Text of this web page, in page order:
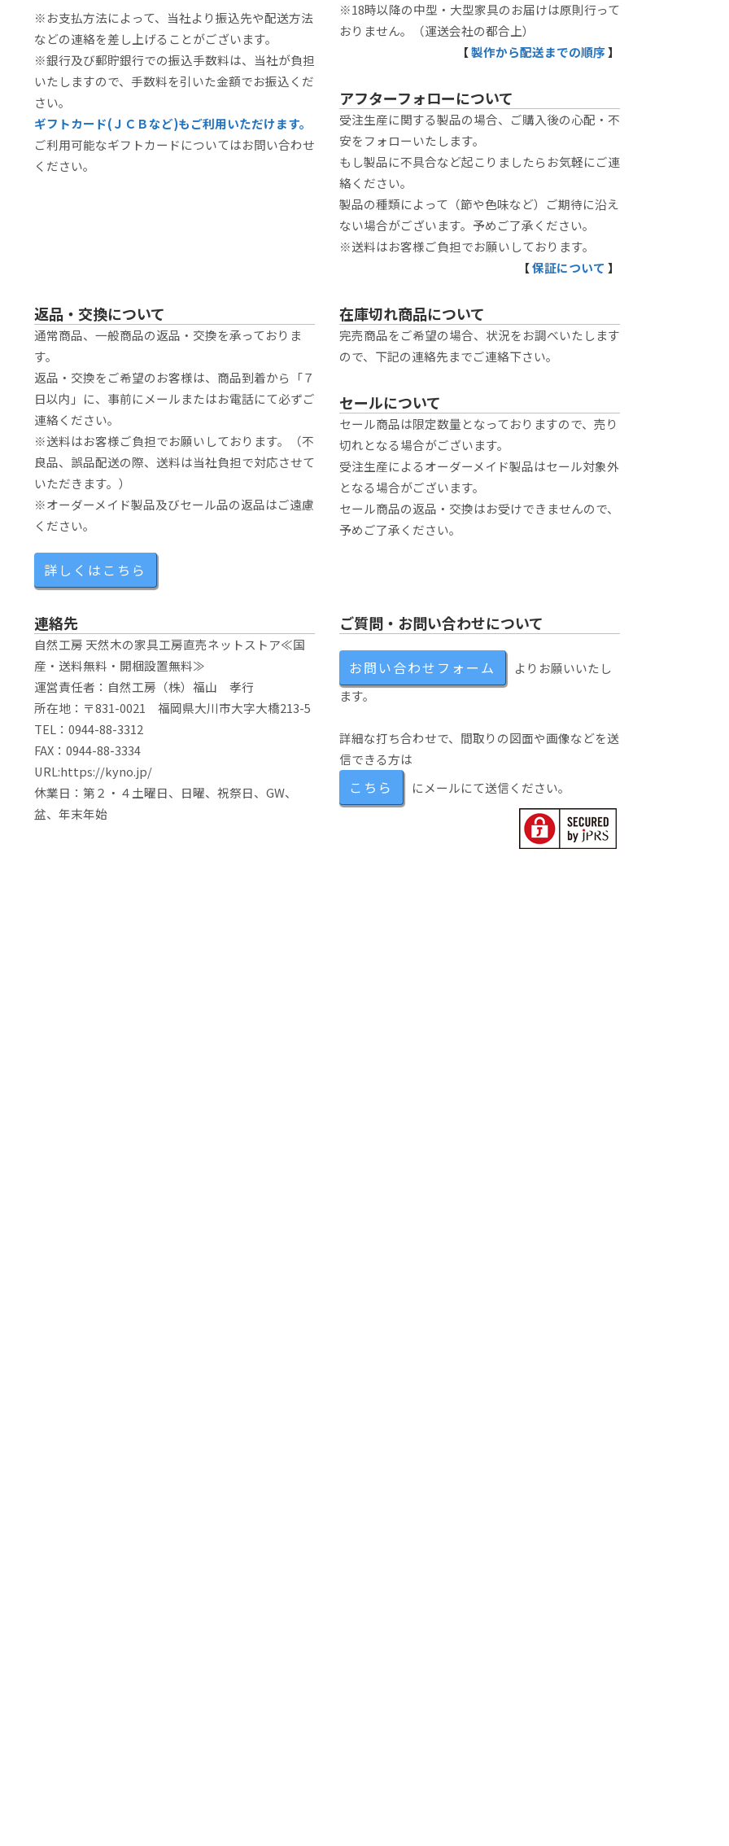
※お支払方法によって、当社より振込先や配送方法
などの連絡を差し上げることがございます。
※銀行及び郵貯銀行での振込手数料は、当社が負担
いたしますので、手数料を引いた金額でお振込くだ
さい。
ギフトカード(ＪＣＢなど)もご利用いただけます。
ご利用可能なギフトカードについてはお問い合わせ
ください。
※18時以降の中型・大型家具のお届けは原則行って
おりません。（運送会社の都合上）
【製作から配送までの順序】
アフターフォローについて
受注生産に関する製品の場合、ご購入後の心配・不
安をフォローいたします。
もし製品に不具合など起こりましたらお気軽にご連
絡ください。
製品の種類によって（節や色味など）ご期待に沿え
ない場合がございます。予めご了承ください。
※送料はお客様ご負担でお願いしております。
【保証について 】
返品・交換について
通常商品、一般商品の返品・交換を承っておりま
す。
返品・交換をご希望のお客様は、商品到着から「７
日以内」に、事前にメールまたはお電話にて必ずご
連絡ください。
※送料はお客様ご負担でお願いしております。（不
良品、誤品配送の際、送料は当社負担で対応させて
いただきます。）
※オーダーメイド製品及びセール品の返品はご遠慮
ください。
詳しくはこちら
在庫切れ商品について
完売商品をご希望の場合、状況をお調べいたします
ので、下記の連絡先までご連絡下さい。
セールについて
セール商品は限定数量となっておりますので、売り
切れとなる場合がございます。
受注生産によるオーダーメイド製品はセール対象外
となる場合がございます。
セール商品の返品・交換はお受けできませんので、
予めご了承ください。
連絡先
自然工房 天然木の家具工房直売ネットストア≪国
産・送料無料・開梱設置無料≫
運営責任者：自然工房（株）福山 孝行
所在地：〒831-0021 福岡県大川市大字大橋213-5
TEL：0944-88-3312
FAX：0944-88-3334
URL:https://kyno.jp/
休業日：第２・４土曜日、日曜、祝祭日、GW、
盆、年末年始
ご質問・お問い合わせについて
お問い合わせフォーム
よりお願いいたし
ます。
詳細な打ち合わせで、間取りの図面や画像などを送
信できる方は
こちら にメールにて送信ください。